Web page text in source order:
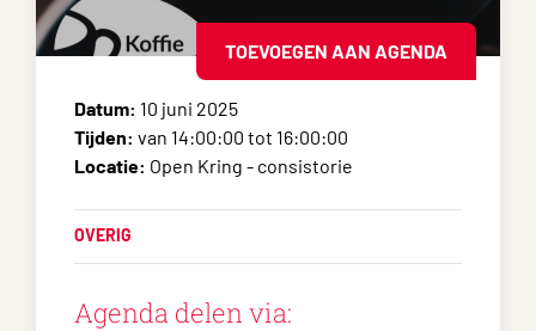
TOEVOEGEN AAN AGENDA
Datum: 10 juni 2025
Tijden: van 14:00:00 tot 16:00:00
Locatie: Open Kring - consistorie
OVERIG
Agenda delen via: